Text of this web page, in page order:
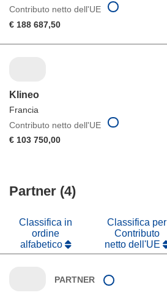
Contributo netto dell'UE
€ 188 687,50
Klineo
Francia
Contributo netto dell'UE
€ 103 750,00
Partner (4)
Classifica in
ordine
alfabetico
Classifica per
Contributo
netto dell'UE
PARTNER